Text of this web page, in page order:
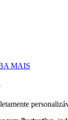
MAIS